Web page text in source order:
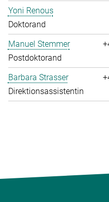
Yoni Renous
Doktorand
Manuel Stemmer
Postdoktorand
Barbara Strasser
Direktionsassistentin